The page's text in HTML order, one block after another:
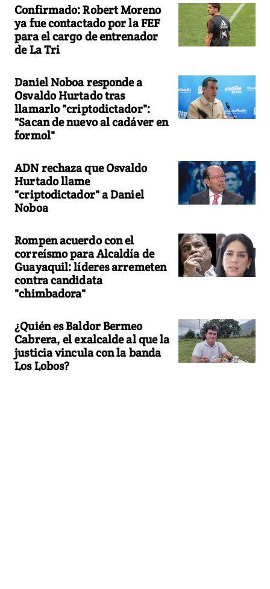
Confirmado: Robert Moreno
ya fue contactado por la FEF
para el cargo de entrenador
de La Tri
Daniel Noboa responde a
Osvaldo Hurtado tras
llamarlo "criptodictador":
"Sacan de nuevo al cadáver en
formol"
ADN rechaza que Osvaldo
Hurtado llame
"criptodictador" a Daniel
Noboa
Rompen acuerdo con el
correísmo para Alcaldía de
Guayaquil: líderes arremeten
contra candidata
"chimbadora"
¿Quién es Baldor Bermeo
Cabrera, el exalcalde al que la
justicia vincula con la banda
Los Lobos?